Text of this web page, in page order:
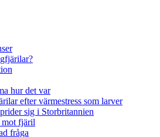
hur det var
efter värmestress som larver
sig i Storbritannien
mot fjäril
fråga